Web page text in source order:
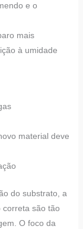
e o
mais
à umidade
material deve
do substrato, a
correta são tão
O foco da